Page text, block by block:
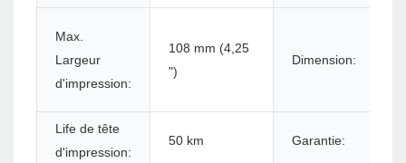
Max.
Largeur
d'impression:
108 mm (4,25
")
Dimension:
Life de tête
d'impression:
50 km Garantie: